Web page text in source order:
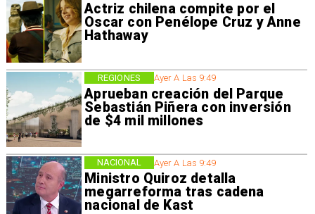
Actriz chilena compite por el
Oscar con Penélope Cruz y Anne
Hathaway
Ayer A Las 9:49
Aprueban creación del Parque
Sebastián Piñera con inversión
de $4 mil millones
REGIONES
Ayer A Las 9:49
Ministro Quiroz detalla
megarreforma tras cadena
nacional de Kast
NACIONAL